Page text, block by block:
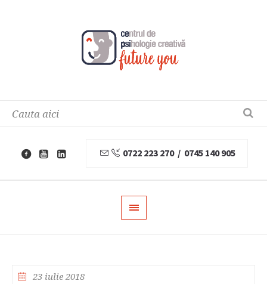
0722 223 270 / 0745 140 905
23 iulie 2018